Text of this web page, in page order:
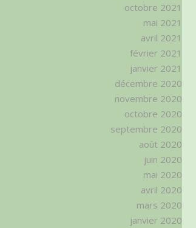
octobre 2021
mai 2021
avril 2021
février 2021
janvier 2021
décembre 2020
novembre 2020
octobre 2020
septembre 2020
août 2020
juin 2020
mai 2020
avril 2020
mars 2020
janvier 2020